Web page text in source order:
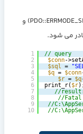
کد های خطا را قرار می دهد (مانند PDO::ERRMODE_SILENT) و
1
2
3
4
5
6
7
8
9
10
// query‎
$conn-
$sql =
$q = $conn
$r = $q
‎‎print_r( $r
//
//Fatal
//
//